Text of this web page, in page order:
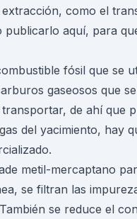
como el
publicarlo aquí, para
fósil que se
gaseosos que
de ahí que
del yacimiento, hay
metil-mercaptano
se filtran las
se reduce el